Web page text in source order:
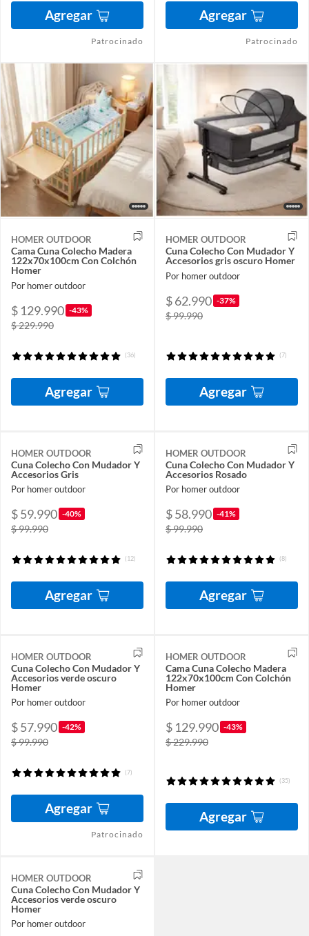
Agregar
Patrocinado
Agregar
Patrocinado
HOMER OUTDOOR
Cama Cuna Colecho Madera
122x70x100cm Con Colchón
Homer
Por homer outdoor
$ 129.990 -43%
$ 229.990
(36)
Agregar
HOMER OUTDOOR
Cuna Colecho Con Mudador Y
Accesorios gris oscuro Homer
Por homer outdoor
$ 62.990 -37%
$ 99.990
(7)
Agregar
HOMER OUTDOOR
Cuna Colecho Con Mudador Y
Accesorios Gris
Por homer outdoor
$ 59.990 -40%
$ 99.990
(12)
Agregar
HOMER OUTDOOR
Cuna Colecho Con Mudador Y
Accesorios Rosado
Por homer outdoor
$ 58.990 -41%
$ 99.990
(8)
Agregar
HOMER OUTDOOR
Cuna Colecho Con Mudador Y
Accesorios verde oscuro
Homer
Por homer outdoor
$ 57.990 -42%
$ 99.990
(7)
Agregar
Patrocinado
HOMER OUTDOOR
Cama Cuna Colecho Madera
122x70x100cm Con Colchón
Homer
Por homer outdoor
$ 129.990 -43%
$ 229.990
(35)
Agregar
HOMER OUTDOOR
Cuna Colecho Con Mudador Y
Accesorios verde oscuro
Homer
Por homer outdoor